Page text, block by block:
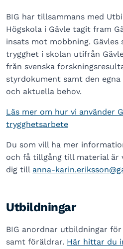
BIG har tillsammans med
Högskola i Gävle tagit fram
insats mot mobbning.
trygghet i skolan utifrån
från svenska
styrdokument samt den
och aktuella behov.
Läs mer om hur vi använder
trygghetsarbete
Du som vill ha mer
och få tillgång till material är
dig till anna-
Utbildningar
BIG anordnar utbildningar
samt föräldrar. Här hittar du